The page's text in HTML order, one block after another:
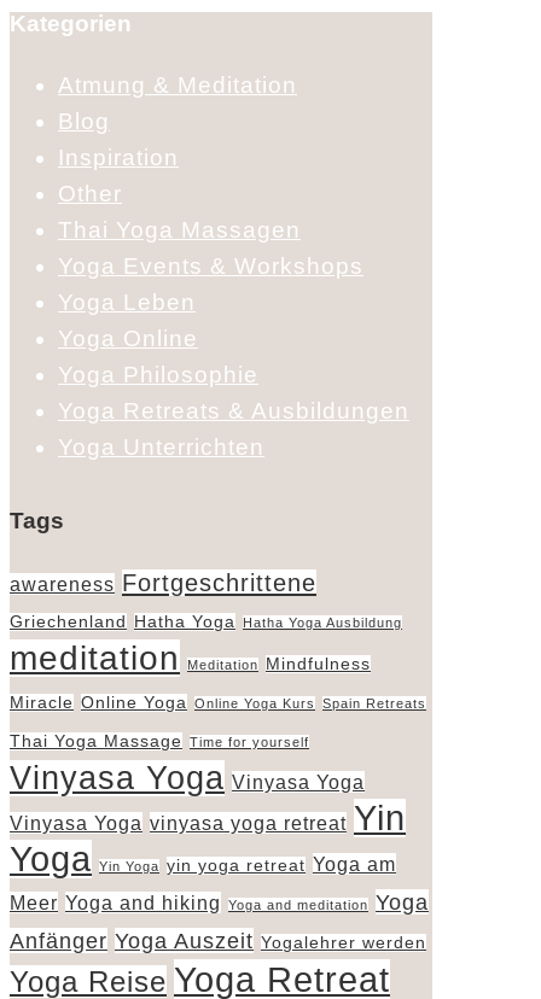
Kategorien
Atmung & Meditation
Blog
Inspiration
Other
Thai Yoga Massagen
Yoga Events & Workshops
Yoga Leben
Yoga Online
Yoga Philosophie
Yoga Retreats & Ausbildungen
Yoga Unterrichten
Tags
awareness Fortgeschrittene
Griechenland Hatha Yoga Hatha Yoga Ausbildung
meditation Meditation Mindfulness
Miracle Online Yoga Online Yoga Kurs Spain Retreats
Thai Yoga Massage Time for yourself
Vinyasa Yoga Vinyasa Yoga
Vinyasa Yoga vinyasa yoga retreat Yin
Yoga Yin Yoga yin yoga retreat Yoga am
Meer Yoga and hiking Yoga and meditation Yoga
Anfänger Yoga Auszeit Yogalehrer werden
Yoga Reise Yoga Retreat